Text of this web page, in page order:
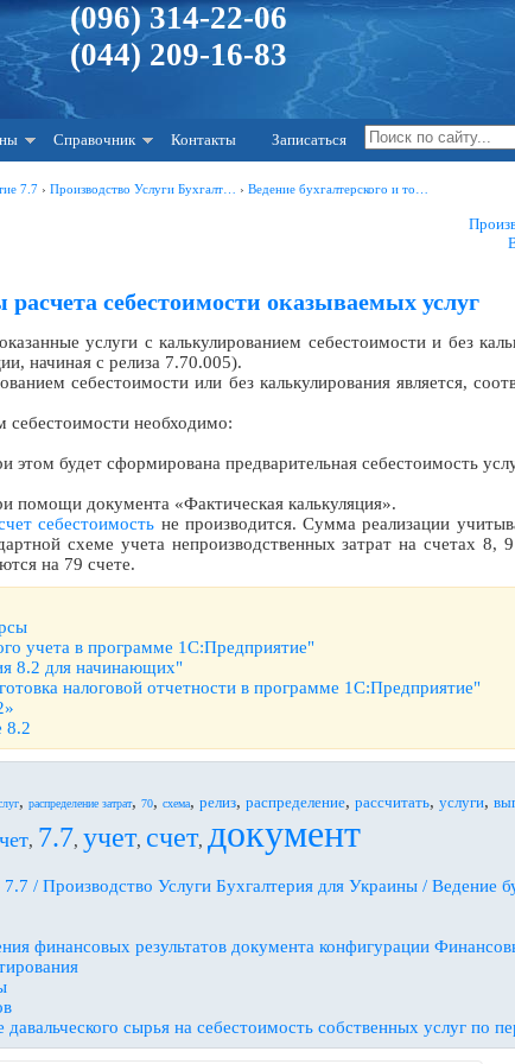
(096) 314-22-06
(044) 209-16-83
Справочник Контакты Записаться
7.7 › Производство Услуги Бухгалт… › Ведение бухгалтерского и то…
себестоимости оказываемых услуг
услуги с калькулированием себестоимости и без
начиная с релиза 7.70.005).
себестоимости или без калькулирования является,
себестоимости необходимо:
этом будет сформирована предварительная себестоимость
помощи документа «Фактическая калькуляция».
себестоимость не производится. Сумма реализации
схеме учета непроизводственных затрат на счетах 8,
на 79 счете.
учета в программе 1С:Предприятие"
8.2 для начинающих"
налоговой отчетности в программе 1С:Предприятие"
8.2
, распределение затрат, 70, схема, релиз, распределение, рассчитать, услуги,
, 7.7, учет, счет, документ
/ Производство Услуги Бухгалтерия для Украины / Ведение
финансовых результатов документа конфигурации
сырья на себестоимость собственных услуг по